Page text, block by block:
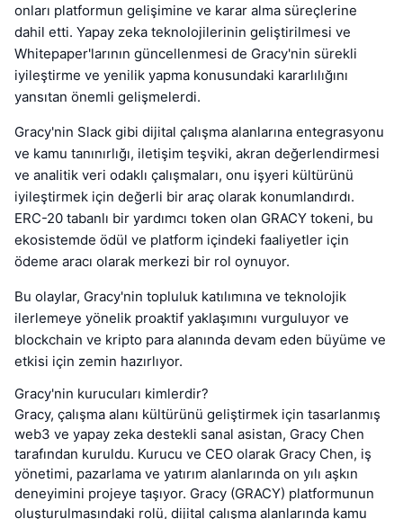
onları platformun gelişimine ve karar alma süreçlerine
dahil etti. Yapay zeka teknolojilerinin geliştirilmesi ve
Whitepaper'larının güncellenmesi de Gracy'nin sürekli
iyileştirme ve yenilik yapma konusundaki kararlılığını
yansıtan önemli gelişmelerdi.
Gracy'nin Slack gibi dijital çalışma alanlarına entegrasyonu
ve kamu tanınırlığı, iletişim teşviki, akran değerlendirmesi
ve analitik veri odaklı çalışmaları, onu işyeri kültürünü
iyileştirmek için değerli bir araç olarak konumlandırdı.
ERC-20 tabanlı bir yardımcı token olan GRACY tokeni, bu
ekosistemde ödül ve platform içindeki faaliyetler için
ödeme aracı olarak merkezi bir rol oynuyor.
Bu olaylar, Gracy'nin topluluk katılımına ve teknolojik
ilerlemeye yönelik proaktif yaklaşımını vurguluyor ve
blockchain ve kripto para alanında devam eden büyüme ve
etkisi için zemin hazırlıyor.
Gracy'nin kurucuları kimlerdir?
Gracy, çalışma alanı kültürünü geliştirmek için tasarlanmış
web3 ve yapay zeka destekli sanal asistan, Gracy Chen
tarafından kuruldu. Kurucu ve CEO olarak Gracy Chen, iş
yönetimi, pazarlama ve yatırım alanlarında on yılı aşkın
deneyimini projeye taşıyor. Gracy (GRACY) platformunun
oluşturulmasındaki rolü, dijital çalışma alanlarında kamu